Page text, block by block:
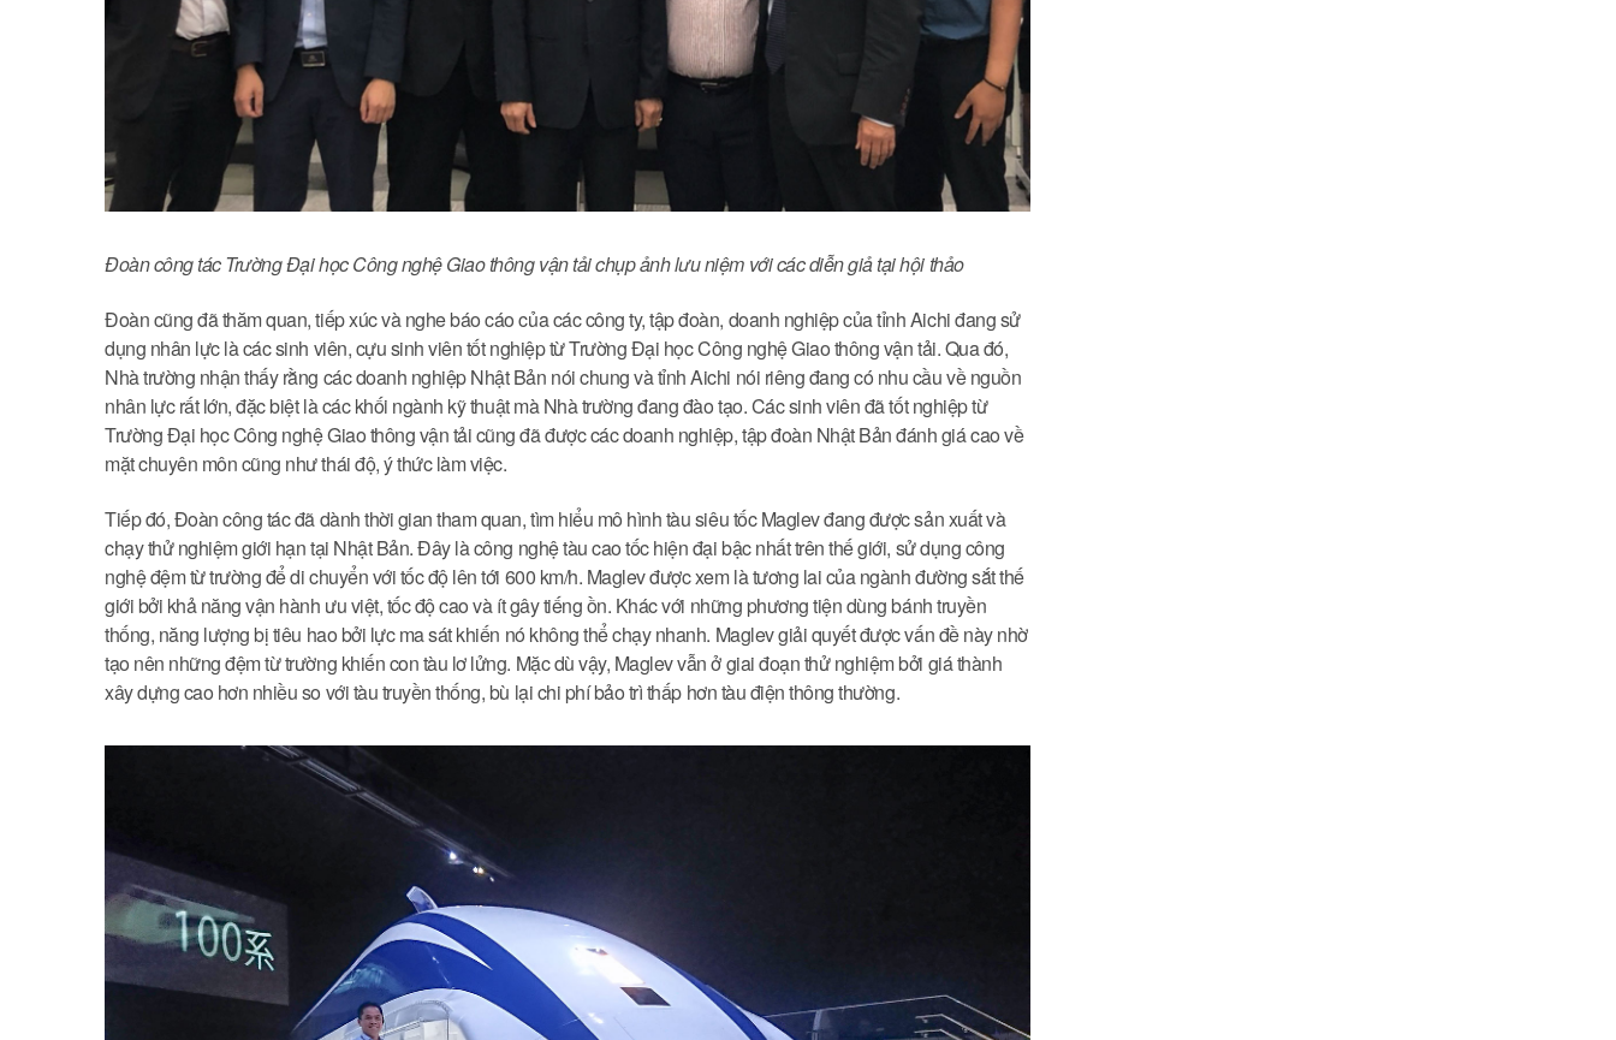
Đoàn công tác Trường Đại học Công nghệ Giao thông vận tải chụp ảnh lưu niệm với các diễn giả tại hội thảo
Đoàn cũng đã thăm quan, tiếp xúc và nghe báo cáo của các công ty, tập đoàn, doanh nghiệp của tỉnh Aichi đang sử
dụng nhân lực là các sinh viên, cựu sinh viên tốt nghiệp từ Trường Đại học Công nghệ Giao thông vận tải. Qua đó,
Nhà trường nhận thấy rằng các doanh nghiệp Nhật Bản nói chung và tỉnh Aichi nói riêng đang có nhu cầu về nguồn
nhân lực rất lớn, đặc biệt là các khối ngành kỹ thuật mà Nhà trường đang đào tạo. Các sinh viên đã tốt nghiệp từ
Trường Đại học Công nghệ Giao thông vận tải cũng đã được các doanh nghiệp, tập đoàn Nhật Bản đánh giá cao về
mặt chuyên môn cũng như thái độ, ý thức làm việc.
Tiếp đó, Đoàn công tác đã dành thời gian tham quan, tìm hiểu mô hình tàu siêu tốc Maglev đang được sản xuất và
chạy thử nghiệm giới hạn tại Nhật Bản. Đây là công nghệ tàu cao tốc hiện đại bậc nhất trên thế giới, sử dụng công
nghệ đệm từ trường để di chuyển với tốc độ lên tới 600 km/h. Maglev được xem là tương lai của ngành đường sắt thế
giới bởi khả năng vận hành ưu việt, tốc độ cao và ít gây tiếng ồn. Khác với những phương tiện dùng bánh truyền
thống, năng lượng bị tiêu hao bởi lực ma sát khiến nó không thể chạy nhanh. Maglev giải quyết được vấn đề này nhờ
tạo nên những đệm từ trường khiến con tàu lơ lửng. Mặc dù vậy, Maglev vẫn ở giai đoạn thử nghiệm bởi giá thành
xây dựng cao hơn nhiều so với tàu truyền thống, bù lại chi phí bảo trì thấp hơn tàu điện thông thường.